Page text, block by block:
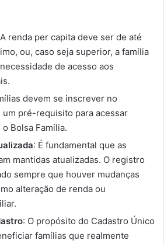
renda per capita deve ser de até
ou, caso seja superior, a família
de acesso aos
devem se inscrever no
um pré-requisito para acessar
Bolsa Família.
: É fundamental que as
mantidas atualizadas. O registro
sempre que houver mudanças
alteração de renda ou
: O propósito do Cadastro Único
famílias que realmente